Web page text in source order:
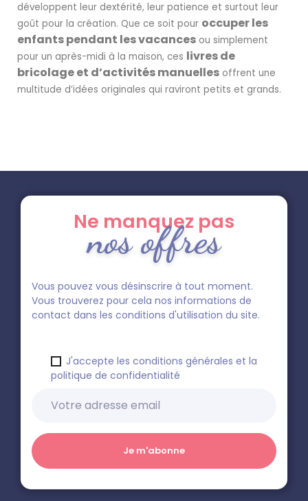
développent leur dextérité, leur patience et surtout leur
goût pour la création. Que ce soit pour occuper les
enfants pendant les vacances ou simplement
pour un après-midi à la maison, ces livres de
bricolage et d’activités manuelles offrent une
multitude d’idées originales qui raviront petits et grands.
Ne manquez pas
nos offres
Vous pouvez vous désinscrire à tout moment.
Vous trouverez pour cela nos informations de
contact dans les conditions d'utilisation du site.
J'accepte les conditions générales et la
politique de confidentialité